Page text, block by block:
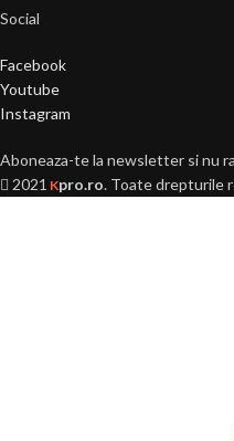
Social
Facebook
Youtube
Instagram
Aboneaza-te la newsletter si nu
2021 Kpro.ro. Toate drepturile